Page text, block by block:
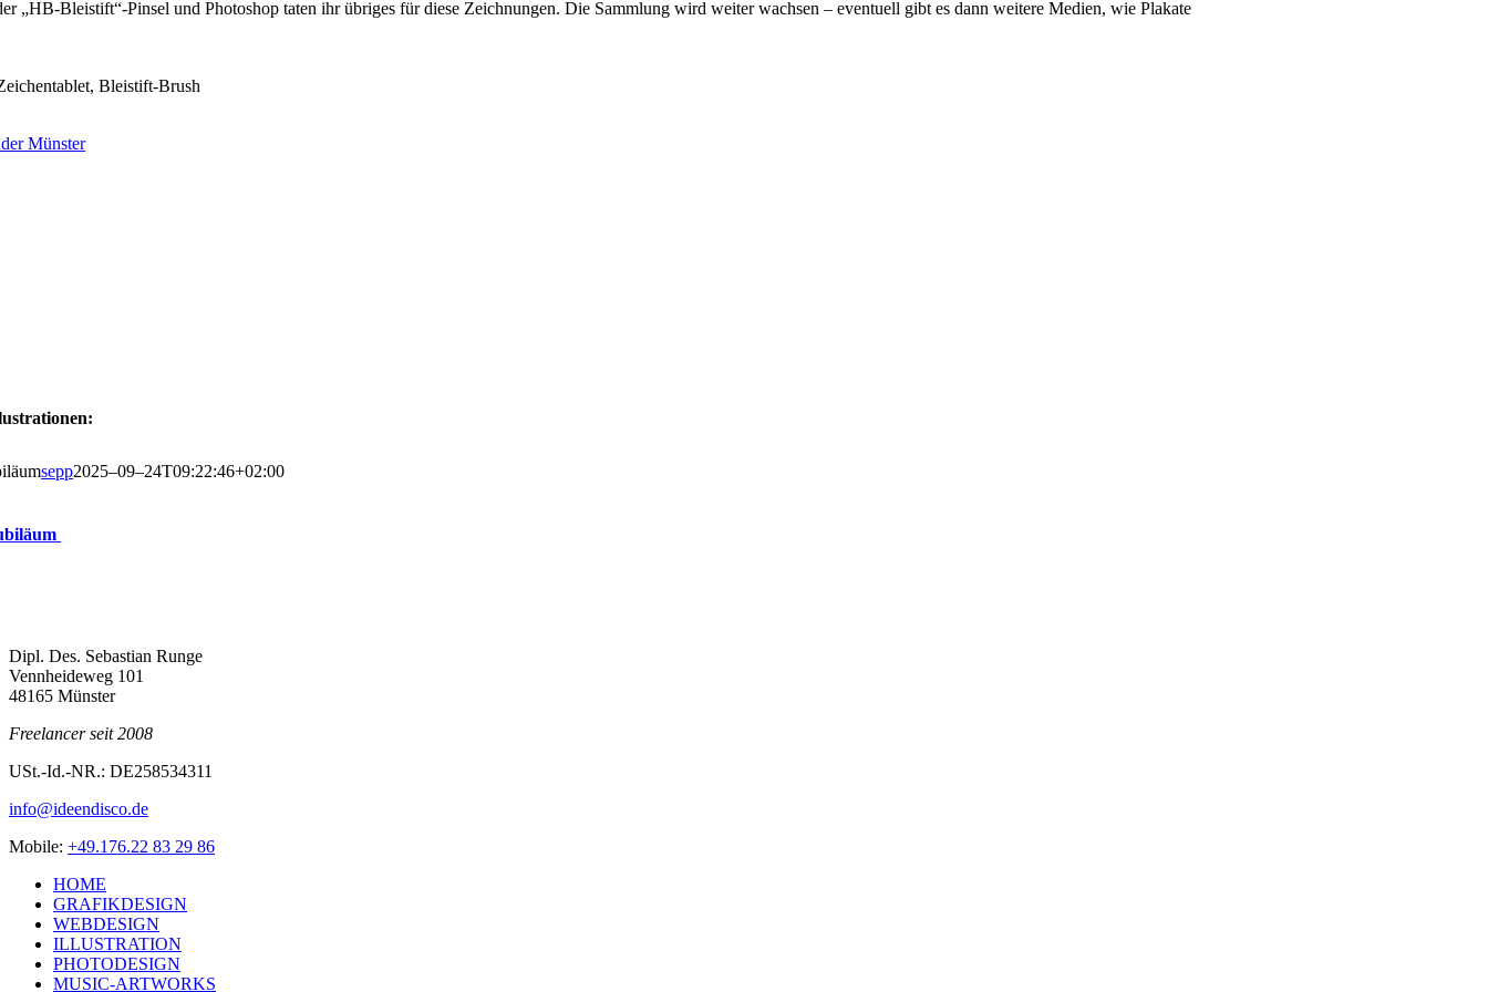
„HB-Bleistift“-Pinsel und Pho­to­shop taten ihr übri­ges für die­se Zeich­nun­gen. Die Samm­lung wird wei­ter wach­sen – even­tu­ell gibt es dann wei­te­re Medi­en, wie Pla­ka­te
Bleistift-Brush
Münster
sepp2025–09–24T09:22:46+02:00
Dipl. Des. Sebas­ti­an Runge
Venn­hei­de­weg 101
48165 Münster
Free­lan­cer seit 2008
USt.-Id.-NR.: DE258534311
info@ideendisco.de
Mobi­le: +49.176.22 83 29 86
HOME
GRA­FIK­DE­SIGN
WEB­DE­SIGN
ILLUS­TRA­TI­ON
PHO­TO­DE­SIGN
MUSIC-ART­WORKS